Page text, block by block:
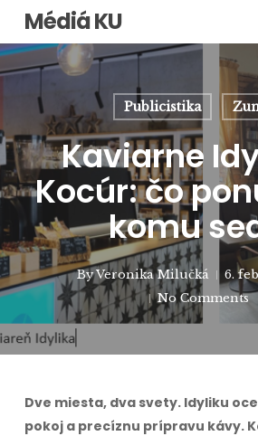
Skip
main
content
Médiá KU
Publicistika
Kaviarne
Kocúr: čo
komu
ByVeronika Milučká
6.
No Comments
Dve miesta, dva svety. Idyliku
pokoj a precíznu prípravu kávy.